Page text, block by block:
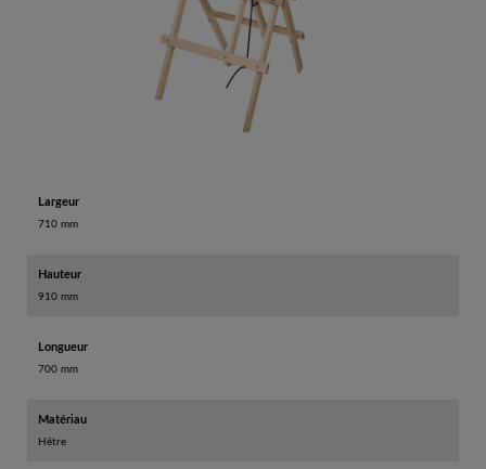
Largeur
710 mm
Hauteur
910 mm
Longueur
700 mm
Matériau
Hêtre